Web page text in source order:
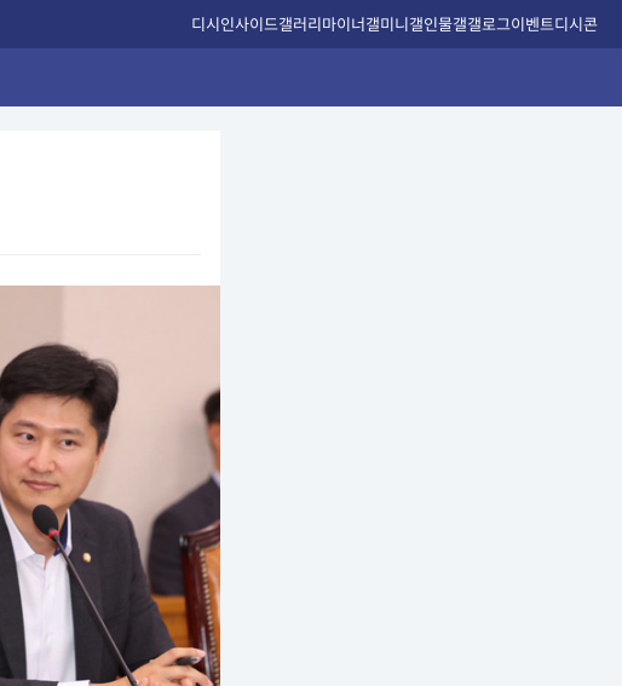
디시인사이드갤러리마이너갤미니갤인물갤갤로그이벤트디시콘